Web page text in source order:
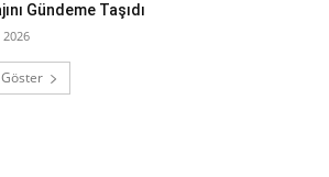
Gündeme Taşıdı
Göster